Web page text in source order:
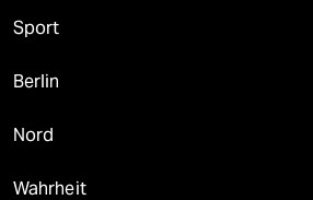
Sport
Berlin
Nord
Wahrheit